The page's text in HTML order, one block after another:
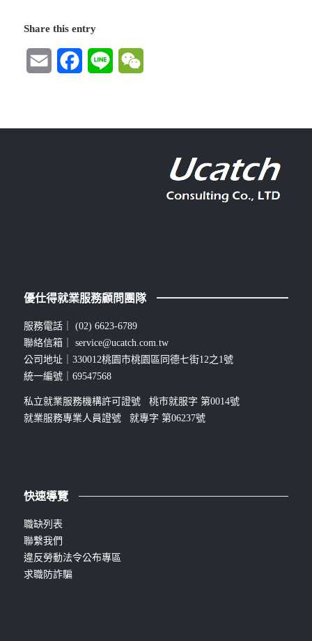
Share this entry
Email FacebookLine
優仕得就業服務顧問團隊
服務電話｜ (02) 6623-6789
聯絡信箱｜ service@ucatch.com.tw
公司地址｜330012桃園市桃園區同德七街12之1號
統一編號｜69547568
私立就業服務機構許可證號 桃市就服字 第0014號
就業服務專業人員證號 就專字 第06237號
快速導覽
職缺列表
聯繫我們
違反勞動法令公布專區
求職防詐騙